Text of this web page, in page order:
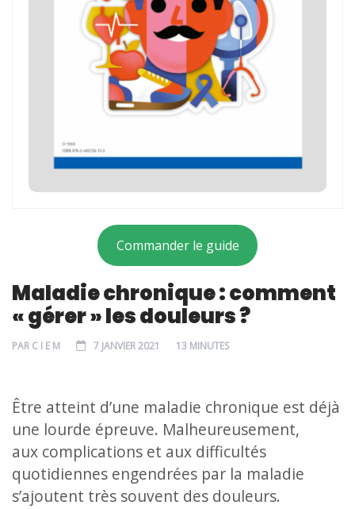
Commander le guide
Maladie chronique : comment
« gérer » les douleurs ?
PAR C I E M 7 JANVIER 2021 13 MINUTES
Être atteint d’une maladie chronique est déjà
une lourde épreuve. Malheureusement,
aux complications et aux difficultés
quotidiennes engendrées par la maladie
s’ajoutent très souvent des douleurs.